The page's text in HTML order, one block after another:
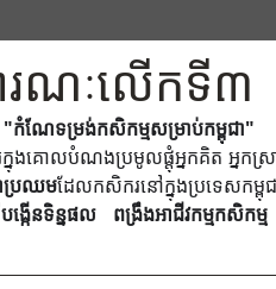
រណៈលើកទី៣
ណែទម្រង់កសិកម្មសម្រាប់កម្ពុជា"
ក្នុងគោលបំណងប្រមូលផ្តុំអ្នកគិត អ្នក
ប្រឈមដែលកសិករនៅក្នុងប្រទេសកម្ពុ
បង្កើនទិន្នផល ពង្រឹងអាជីវកម្មកសិកម្ម